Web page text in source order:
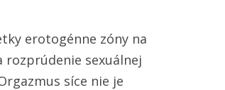
erotogénne zóny na
sexuálnej
síce nie je